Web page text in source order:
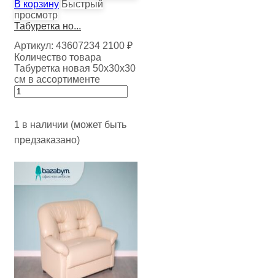
В корзину Быстрый
просмотр
Табуретка но...
Артикул: 43607234 2100 ₽
Количество товара
Табуретка новая 50х30х30
см в ассортименте
1 в наличии (может быть
предзаказано)